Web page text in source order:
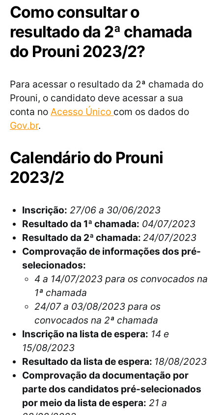
Como consultar o
resultado da 2ª chamada
do Prouni 2023/2?
Para acessar o resultado da 2ª chamada do
Prouni, o candidato deve acessar a sua
conta no Acesso Único com os dados do
Gov.br.
Calendário do Prouni
2023/2
Inscrição: 27/06 a 30/06/2023
Resultado da 1ª chamada: 04/07/2023
Resultado da 2ª chamada: 24/07/2023
Comprovação de informações dos pré-
selecionados:
4 a 14/07/2023 para os convocados na
1ª chamada
24/07 a 03/08/2023 para os
convocados na 2ª chamada
Inscrição na lista de espera: 14 e
15/08/2023
Resultado da lista de espera: 18/08/2023
Comprovação da documentação por
parte dos candidatos pré-selecionados
por meio da lista de espera: 21 a